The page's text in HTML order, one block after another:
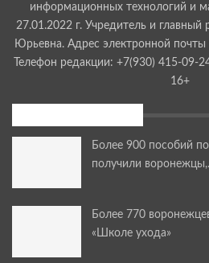
информационных технологий и
27.01.2022 г. Учредитель и главный
Юрьевна. Адрес электронной почты
Телефон редакции: +7(930) 415-09-
16+
Более 900 пособий
получили
Более 770
«Школе ухода»